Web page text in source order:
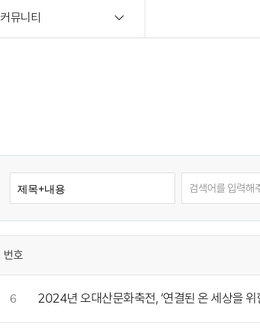
커뮤니티
번호
6 2024년 오대산문화축전, ‘연결된 온 세상을 위